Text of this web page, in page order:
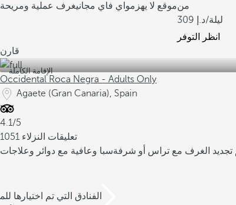
موقع لا يهزمواي فاي مجانيغرف عملية ومريحة
من
309
/ليلة
انظر التوفر
قارن
الإقامة الكاملة
Occidental Roca Negra - Adults Only
Agaete (Gran Canaria), Spain
4.1/5
1051 تعليقات النزلاء
تجديد الغرف مع تراس أو شرفةسبا وعافية مع دوائر وعلاجات
/3 الفنادق التي تم اختيارها